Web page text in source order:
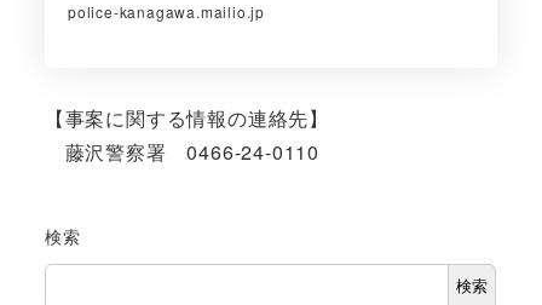
police-kanagawa.mailio.jp
【事案に関する情報の連絡先】
藤沢警察署 0466-24-0110
検索
検索